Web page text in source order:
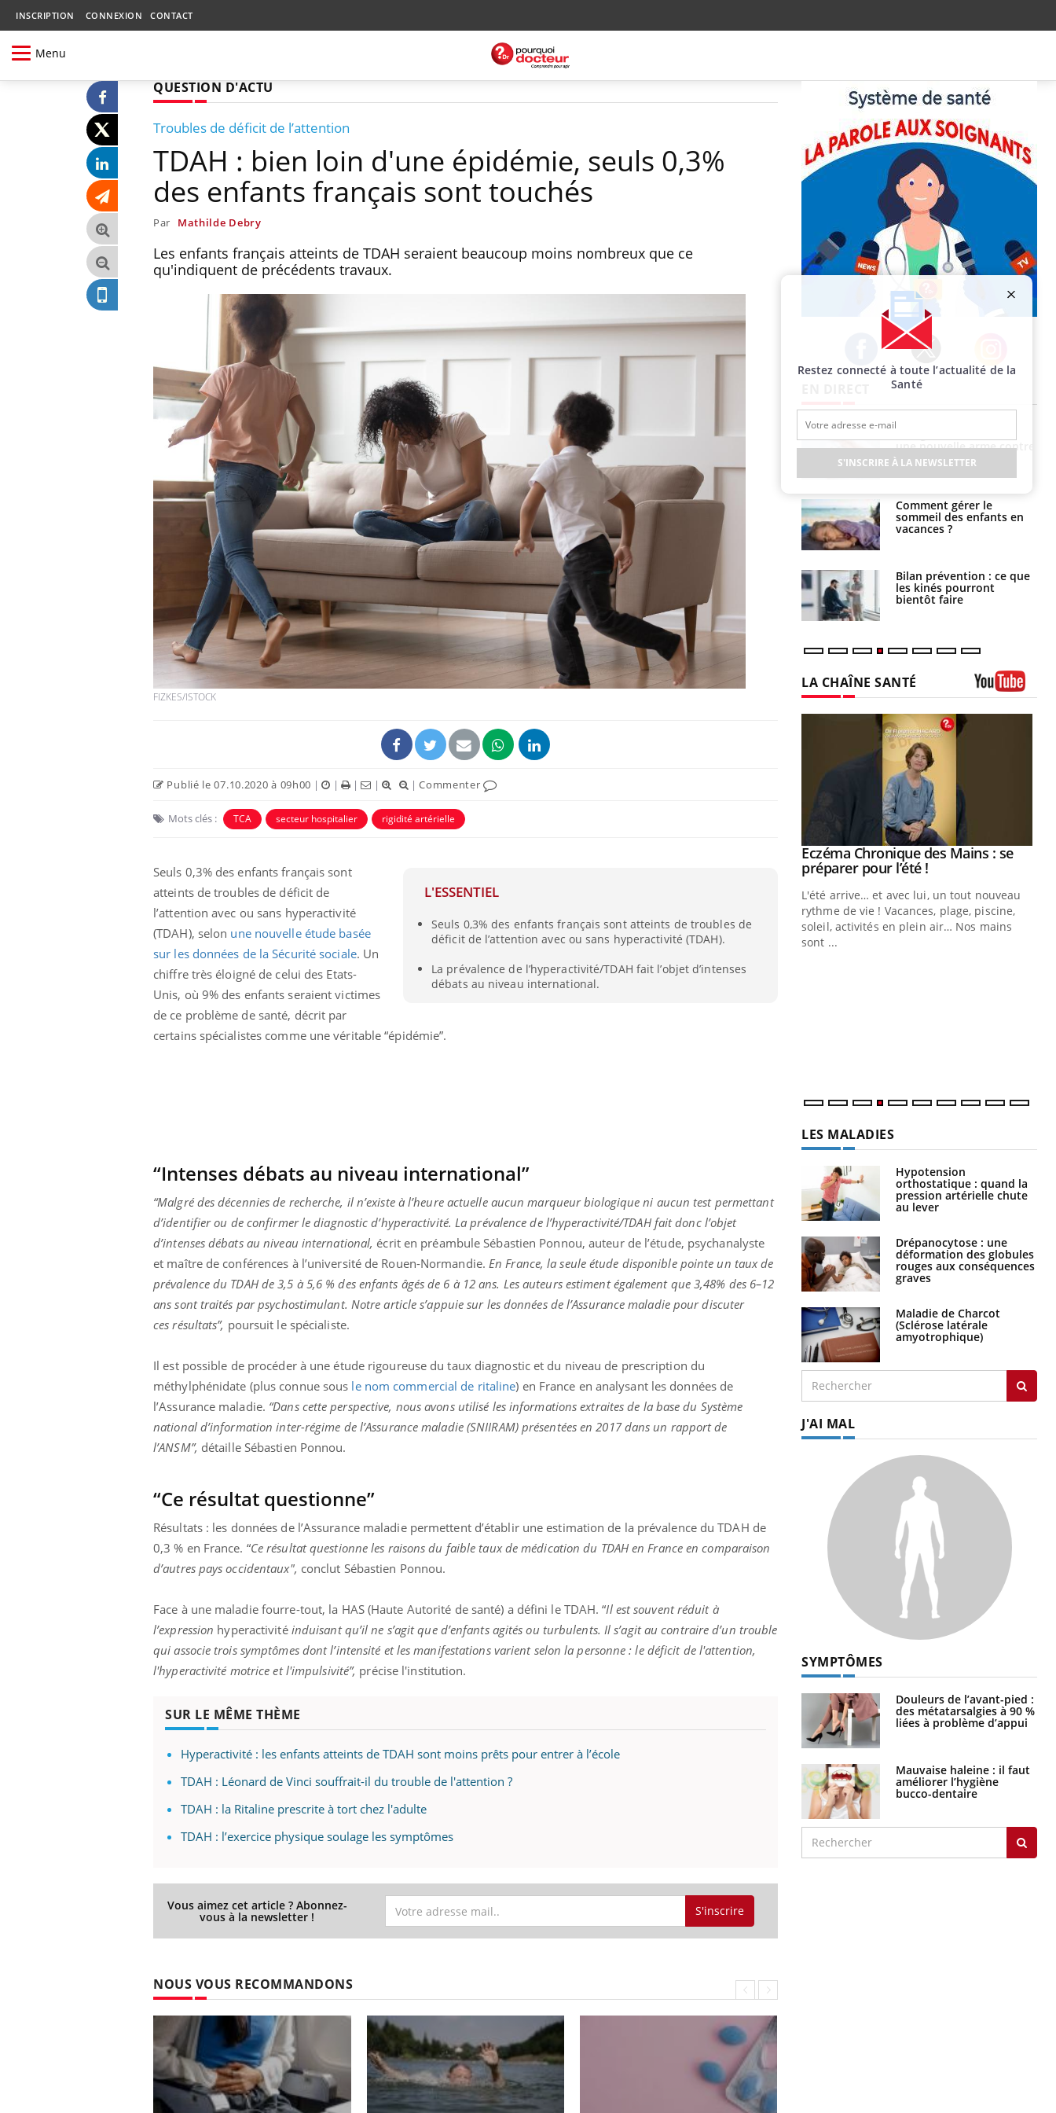
INSCRIPTION CONNEXION CONTACT
Menu
QUESTION D'ACTU
Troubles de déficit de l’attention
TDAH : bien loin d'une épidémie, seuls 0,3%
des enfants français sont touchés
Par Mathilde Debry
Les enfants français atteints de TDAH seraient beaucoup moins nombreux que ce
qu'indiquent de précédents travaux.
FIZKES/ISTOCK
Publié le 07.10.2020 à 09h00 | | | | |Commenter
Mots clés : TCA secteur hospitalier rigidité artérielle
L'ESSENTIEL
Seuls 0,3% des enfants français sont atteints de troubles de
déficit de l’attention avec ou sans hyperactivité (TDAH).
La prévalence de l’hyperactivité/TDAH fait l’objet d’intenses
débats au niveau international.
Seuls 0,3% des enfants français sont
atteints de troubles de déficit de
l’attention avec ou sans hyperactivité
(TDAH), selon une nouvelle étude basée
sur les données de la Sécurité sociale. Un
chiffre très éloigné de celui des Etats-
Unis, où 9% des enfantsseraient victimes
de ce problème de santé, décrit par
certains spécialistes comme une véritable “épidémie”.
“Intenses débats au niveau international”
“Malgré des décennies de recherche, il n’existe à l’heure actuelle aucun marqueur biologique ni aucun test permettant
d’identifier ou de confirmer le diagnostic d’hyperactivité. La prévalence de l’hyperactivité/TDAH fait donc l’objet
d’intenses débats au niveau international, écrit en préambule Sébastien Ponnou, auteur de l’étude, psychanalyste
et maître de conférences à l’université de Rouen-Normandie.En France, la seule étude disponible pointe un taux de
prévalence du TDAH de 3,5 à 5,6 % des enfants âgés de 6 à 12 ans. Les auteurs estiment également que 3,48% des 6–12
ans sont traités par psychostimulant. Notre article s’appuie sur les données de l’Assurance maladie pour discuter
ces résultats”, poursuit le spécialiste.
Il est possible de procéder à une étude rigoureuse du taux diagnostic et du niveau de prescription du
méthylphénidate (plus connue sous le nom commercial de ritaline) en France en analysant les données de
l’Assurance maladie. “Dans cette perspective, nous avons utilisé les informations extraites de la base du Système
national d’information inter-régime de l’Assurance maladie (SNIIRAM) présentées en 2017 dans un rapport de
l’ANSM”, détaille Sébastien Ponnou.
“Ce résultat questionne”
Résultats : les données de l’Assurance maladie permettent d’établir une estimation de la prévalence du TDAH de
0,3 % en France. “Ce résultat questionne les raisons du faible taux de médication du TDAH en France en comparaison
d’autres pays occidentaux", conclut Sébastien Ponnou.
Face à une maladie fourre-tout, la HAS (Haute Autorité de santé) a défini le TDAH. “Il est souvent réduit à
l’expression hyperactivitéinduisant qu’il ne s’agit que d’enfants agités ou turbulents. Il s’agit au contraire d’un trouble
qui associe trois symptômes dont l’intensité et les manifestations varient selon la personne : le déficit de l'attention,
l'hyperactivité motrice et l'impulsivité”, précise l'institution.
SUR LE MÊME THÈME
Hyperactivité : les enfants atteints de TDAH sont moins prêts pour entrer à l’école
TDAH : Léonard de Vinci souffrait-il du trouble de l'attention ?
TDAH : la Ritaline prescrite à tort chez l'adulte
TDAH : l’exercice physique soulage les symptômes
Vous aimez cet article ? Abonnez-
vous à la newsletter ! S'inscrire
NOUS VOUS RECOMMANDONS
Facebook Twitter Instagram
Pourquoi votre ventre
gâche-t-il les premiers
jours de vos vacances ?
Fortes chaleurs :
pourquoi le risque de
noyade grimpe-t-il ?
Le Viagra pourrait-il
freiner la propagation du
cancer ?
Pourquoi manger moins
de protéines pourrait
finalement être bénéfique
Grossesse et chaleur : ce
que dit la science
Le smartphone nuit-il à
l'apprentissage de la
Mordue par une tique en
Mordue par un
barracuda, une petite fille
secourue grâce à un
réflexe essentiel
Légionellose en Suisse :
quelle est l’origine de la
contamination ?
une nouvelle arme contre
les réactions sévères
Comment gérer le
sommeil des enfants en
vacances ?
Bilan prévention : ce que
les kinés pourront
bientôt faire
LA CHAÎNE SANTÉ
expliquer ma maladieYoutube
Il y a des sujets qui sont faciles à aborder...
d'autres non ! D'un côté, poser des
questions sur la maladie d'un proche c'est
prévenir
Fatigue, irritabilité, brouillard mental ou
même alopécie… Les symptômes de la
carence en fer sont multiples ce qui la rend
...
patients comme parfois chez les soignants.
Youtube
Eczéma Chronique des Mains : se
préparer pour l’été !Youtube
L'été arrive… et avec lui, un tout nouveau
rythme de vie ! Vacances, plage, piscine,
soleil, activités en plein air… Nos mains
sont ...
LES MALADIES
Hypotension
orthostatique : quand la
pression artérielle chute
au lever
Drépanocytose : une
déformation des globules
rouges aux conséquences
graves
Maladie de Charcot
(Sclérose latérale
amyotrophique)
J'AI MAL
SYMPTÔMES
Douleurs de l’avant-pied :
des métatarsalgies à 90 %
liées à problème d’appui
Mauvaise haleine : il faut
améliorer l’hygiène
bucco-dentaire
Restez connecté à toute l’actualité de la
Santé
S'INSCRIRE À LA NEWSLETTER